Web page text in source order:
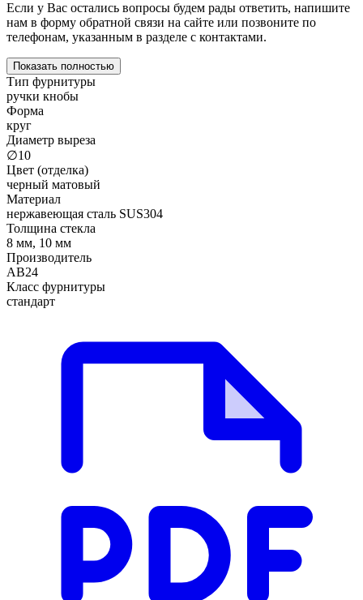
Если у Вас остались вопросы будем рады ответить, напишите
нам в форму обратной связи на сайте или позвоните по
телефонам, указанным в разделе с контактами.
Показать полностью
Тип фурнитуры
ручки кнобы
Форма
круг
Диаметр выреза
∅10
Цвет (отделка)
черный матовый
Материал
нержавеющая сталь SUS304
Толщина стекла
8 мм, 10 мм
Производитель
АВ24
Класс фурнитуры
стандарт